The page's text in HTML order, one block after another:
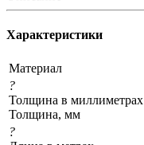
Характеристики
Материал
?
Толщина в миллиметрах
Толщина, мм
?